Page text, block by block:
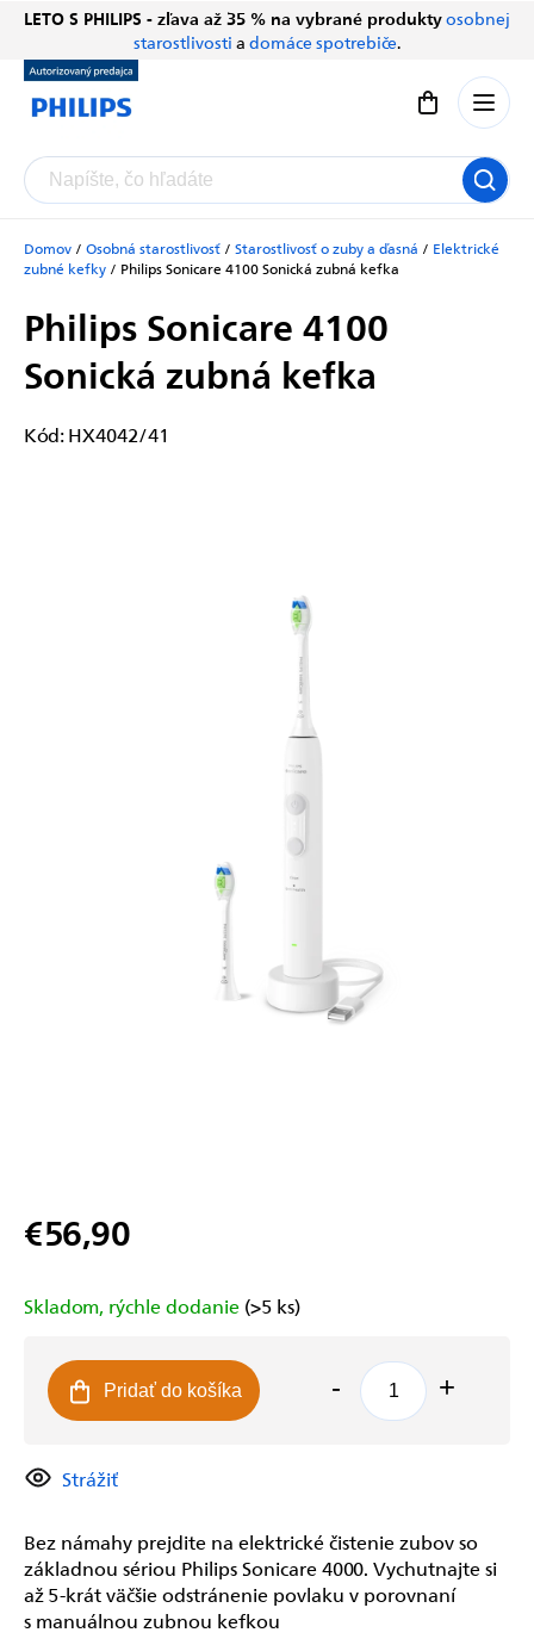
Prejsť
obsah
LETO S PHILIPS - zľava až 35 % na vybrané produktyosobnej
starostlivosti a domáce spotrebiče.
Nákupný
Domov / Osobná starostlivosť / Starostlivosť o zuby a ďasná / Elektrické
zubné kefky / Philips Sonicare 4100Sonická zubná kefka
Philips Sonicare 4100
Sonická zubná kefka
Kód: HX4042/41
€56,90
cena:
Skladom, rýchle dodanie (>5 ks)
Pridať do košíka
Bez námahy prejdite na elektrické čistenie zubov so
základnou sériou Philips Sonicare 4000. Vychutnajte si
až 5-krát väčšie odstránenie povlaku v porovnaní
s manuálnou zubnou kefkou
Strážiť
Chatbot Filip
Autorizovaný predajce